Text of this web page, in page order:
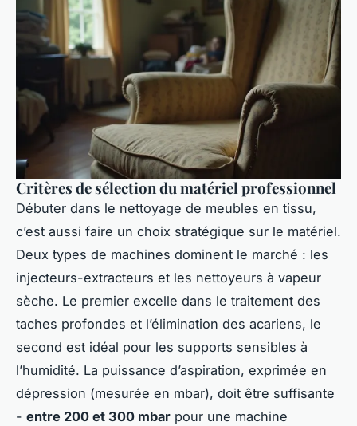
Critères de sélection du matériel professionnel
Débuter dans le nettoyage de meubles en tissu,
c’est aussi faire un choix stratégique sur le matériel.
Deux types de machines dominent le marché : les
injecteurs-extracteurs et les nettoyeurs à vapeur
sèche. Le premier excelle dans le traitement des
taches profondes et l’élimination des acariens, le
second est idéal pour les supports sensibles à
l’humidité. La puissance d’aspiration, exprimée en
dépression (mesurée en mbar), doit être suffisante
- entre 200 et 300 mbar pour une machine